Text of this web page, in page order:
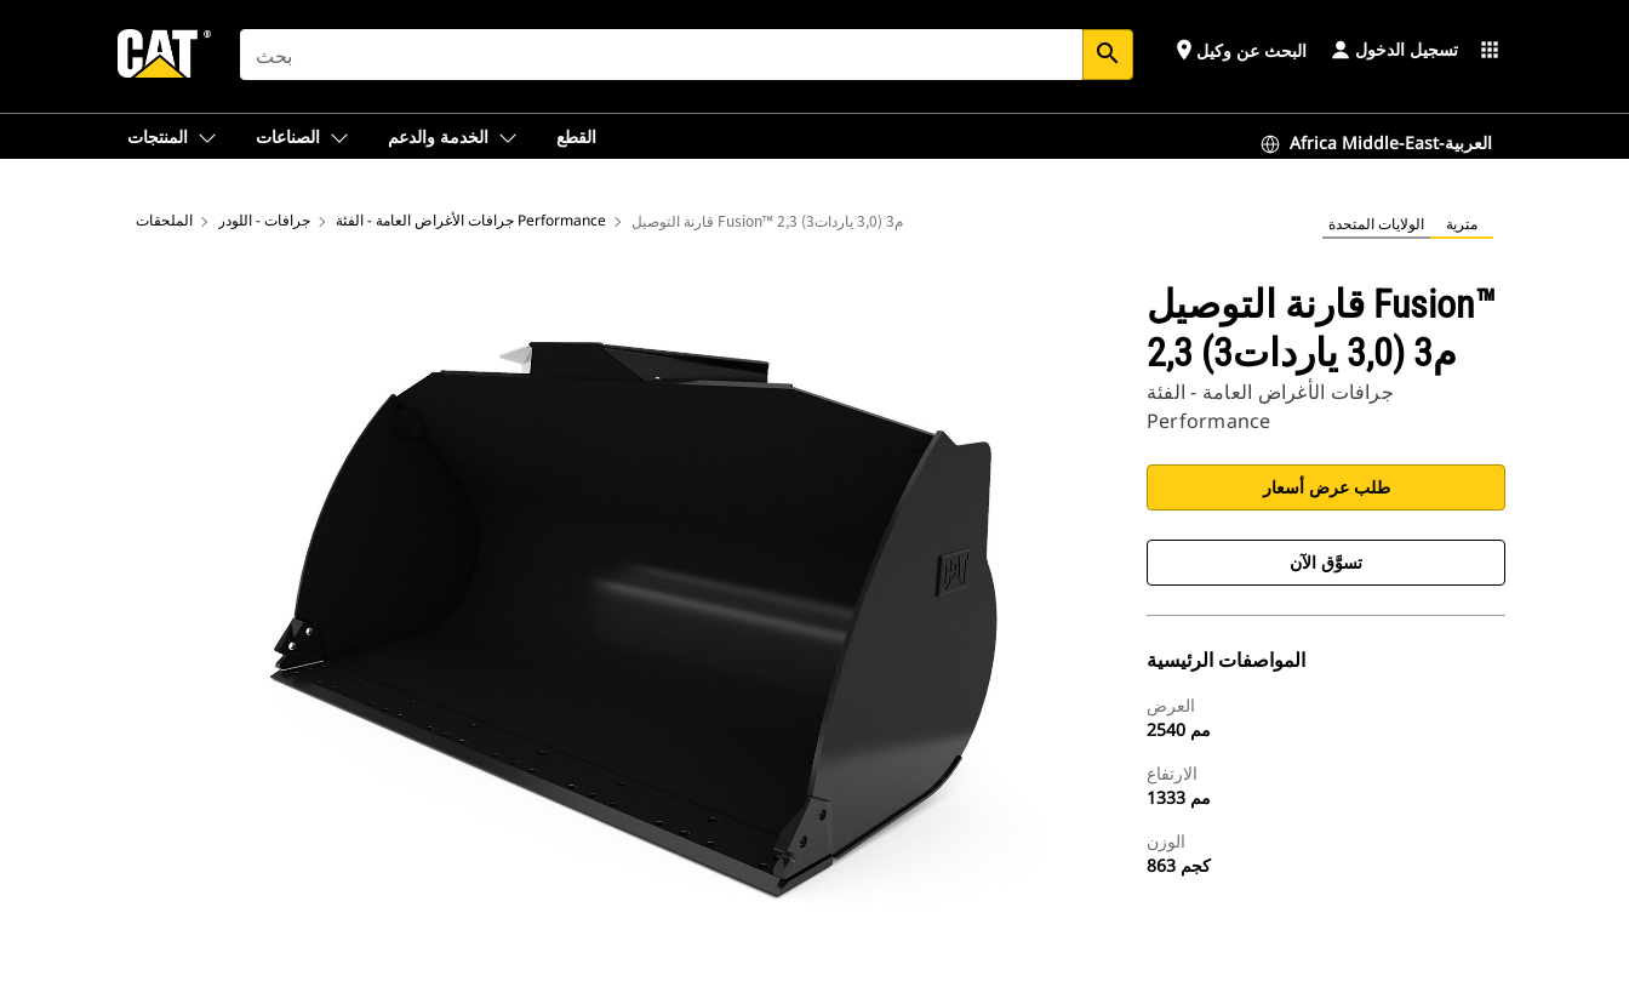
SEARCH search place البحث عن وكيل تسجيل الدخول apps
المنتجات الصناعات الخدمة والدعم القطع Africa Middle-East-العربية
الملحقات جرافات - اللودر جرافات الأغراض العامة - الفئة Performance قارنة التوصيل Fusion™ 2,3 م3 (3,0 ياردات3) الولايات المتحدة مترية
قارنة التوصيل Fusion™
2,3 م3 (3,0 ياردات3)
جرافات الأغراض العامة - الفئة
Performance
طلب عرض أسعار
تسوَّق الآن
المواصفات الرئيسية
العرض
2540 مم
الارتفاع
1333 مم
الوزن
863 كجم